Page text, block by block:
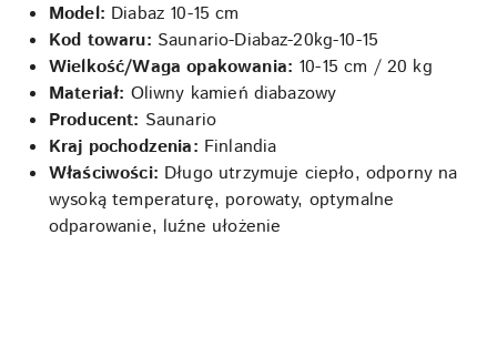
Model: Diabaz 10-15 cm
Kod towaru: Saunario-Diabaz-20kg-10-15
Wielkość/Waga opakowania: 10-15 cm / 20 kg
Materiał: Oliwny kamień diabazowy
Producent: Saunario
Kraj pochodzenia: Finlandia
Właściwości: Długo utrzymuje ciepło, odporny na
wysoką temperaturę, porowaty, optymalne
odparowanie, luźne ułożenie